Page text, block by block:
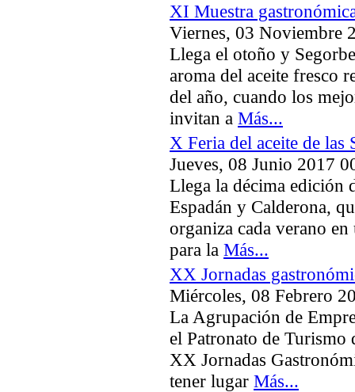
XI Muestra
Viernes, 03 Noviembre
Llega el otoño y
aroma del aceite fresco
del año, cuando los
invitan a Más...
X Feria del aceite de las
Jueves, 08 Junio 2017
Llega la décima edición
Espadán y Calderona,
organiza cada verano
para la Más...
XX Jornadas
Miércoles, 08 Febrero
La Agrupación de
el Patronato de Turismo
XX Jornadas
tener lugar Más...